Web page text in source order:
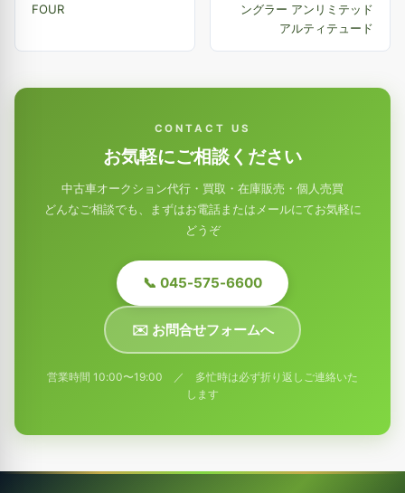
FOUR
ングラー アンリミテッド
アルティテュード
CONTACT US
お気軽にご相談ください
中古車オークション代行・買取・在庫販売・個人売買
どんなご相談でも、まずはお電話またはメールにてお気軽に
どうぞ
📞 045-575-6600
✉️ お問合せフォームへ
営業時間 10:00〜19:00 ／ 多忙時は必ず折り返しご連絡いた
します